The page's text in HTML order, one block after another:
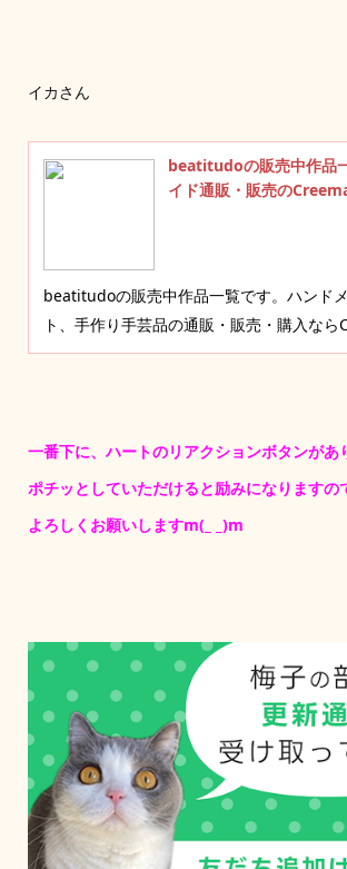
イカさん
beatitudoの販売中作品
イド通販・販売の
beatitudoの販売中作品一覧です。ハンド
ト、手作り手芸品の通販・販売・購入な
一番下に、ハートのリアクションボタンがあ
ポチッとしていただけると励みになりますの
よろしくお願いしますm(_ _)m